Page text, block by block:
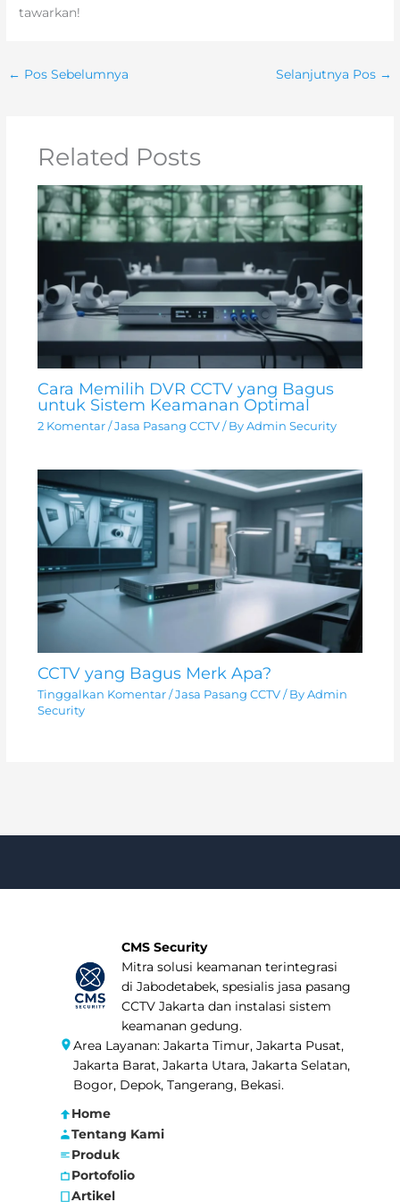
tawarkan!
← Pos Sebelumnya Selanjutnya Pos →
Related Posts
Cara Memilih DVR CCTV yang Bagus
untuk Sistem Keamanan Optimal
2 Komentar /Jasa Pasang CCTV/ By Admin Security
CCTV yang Bagus Merk Apa?
Tinggalkan Komentar /Jasa Pasang CCTV/ By Admin
Security
CMS Security
Mitra solusi keamanan terintegrasi
di Jabodetabek, spesialis jasa pasang
CCTV Jakarta dan instalasi sistem
keamanan gedung.
Area Layanan: Jakarta Timur, Jakarta Pusat,
Jakarta Barat, Jakarta Utara, Jakarta Selatan,
Bogor, Depok, Tangerang, Bekasi.
Home
Tentang Kami
Produk
Portofolio
Artikel